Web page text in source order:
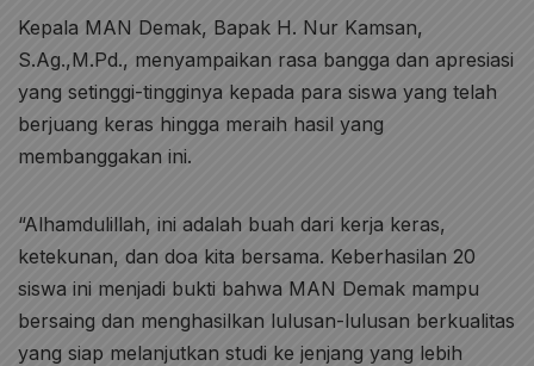
Kepala MAN Demak, Bapak H. Nur Kamsan,
S.Ag.,M.Pd., menyampaikan rasa bangga dan apresiasi
yang setinggi-tingginya kepada para siswa yang telah
berjuang keras hingga meraih hasil yang
membanggakan ini.
“Alhamdulillah, ini adalah buah dari kerja keras,
ketekunan, dan doa kita bersama. Keberhasilan 20
siswa ini menjadi bukti bahwa MAN Demak mampu
bersaing dan menghasilkan lulusan-lulusan berkualitas
yang siap melanjutkan studi ke jenjang yang lebih